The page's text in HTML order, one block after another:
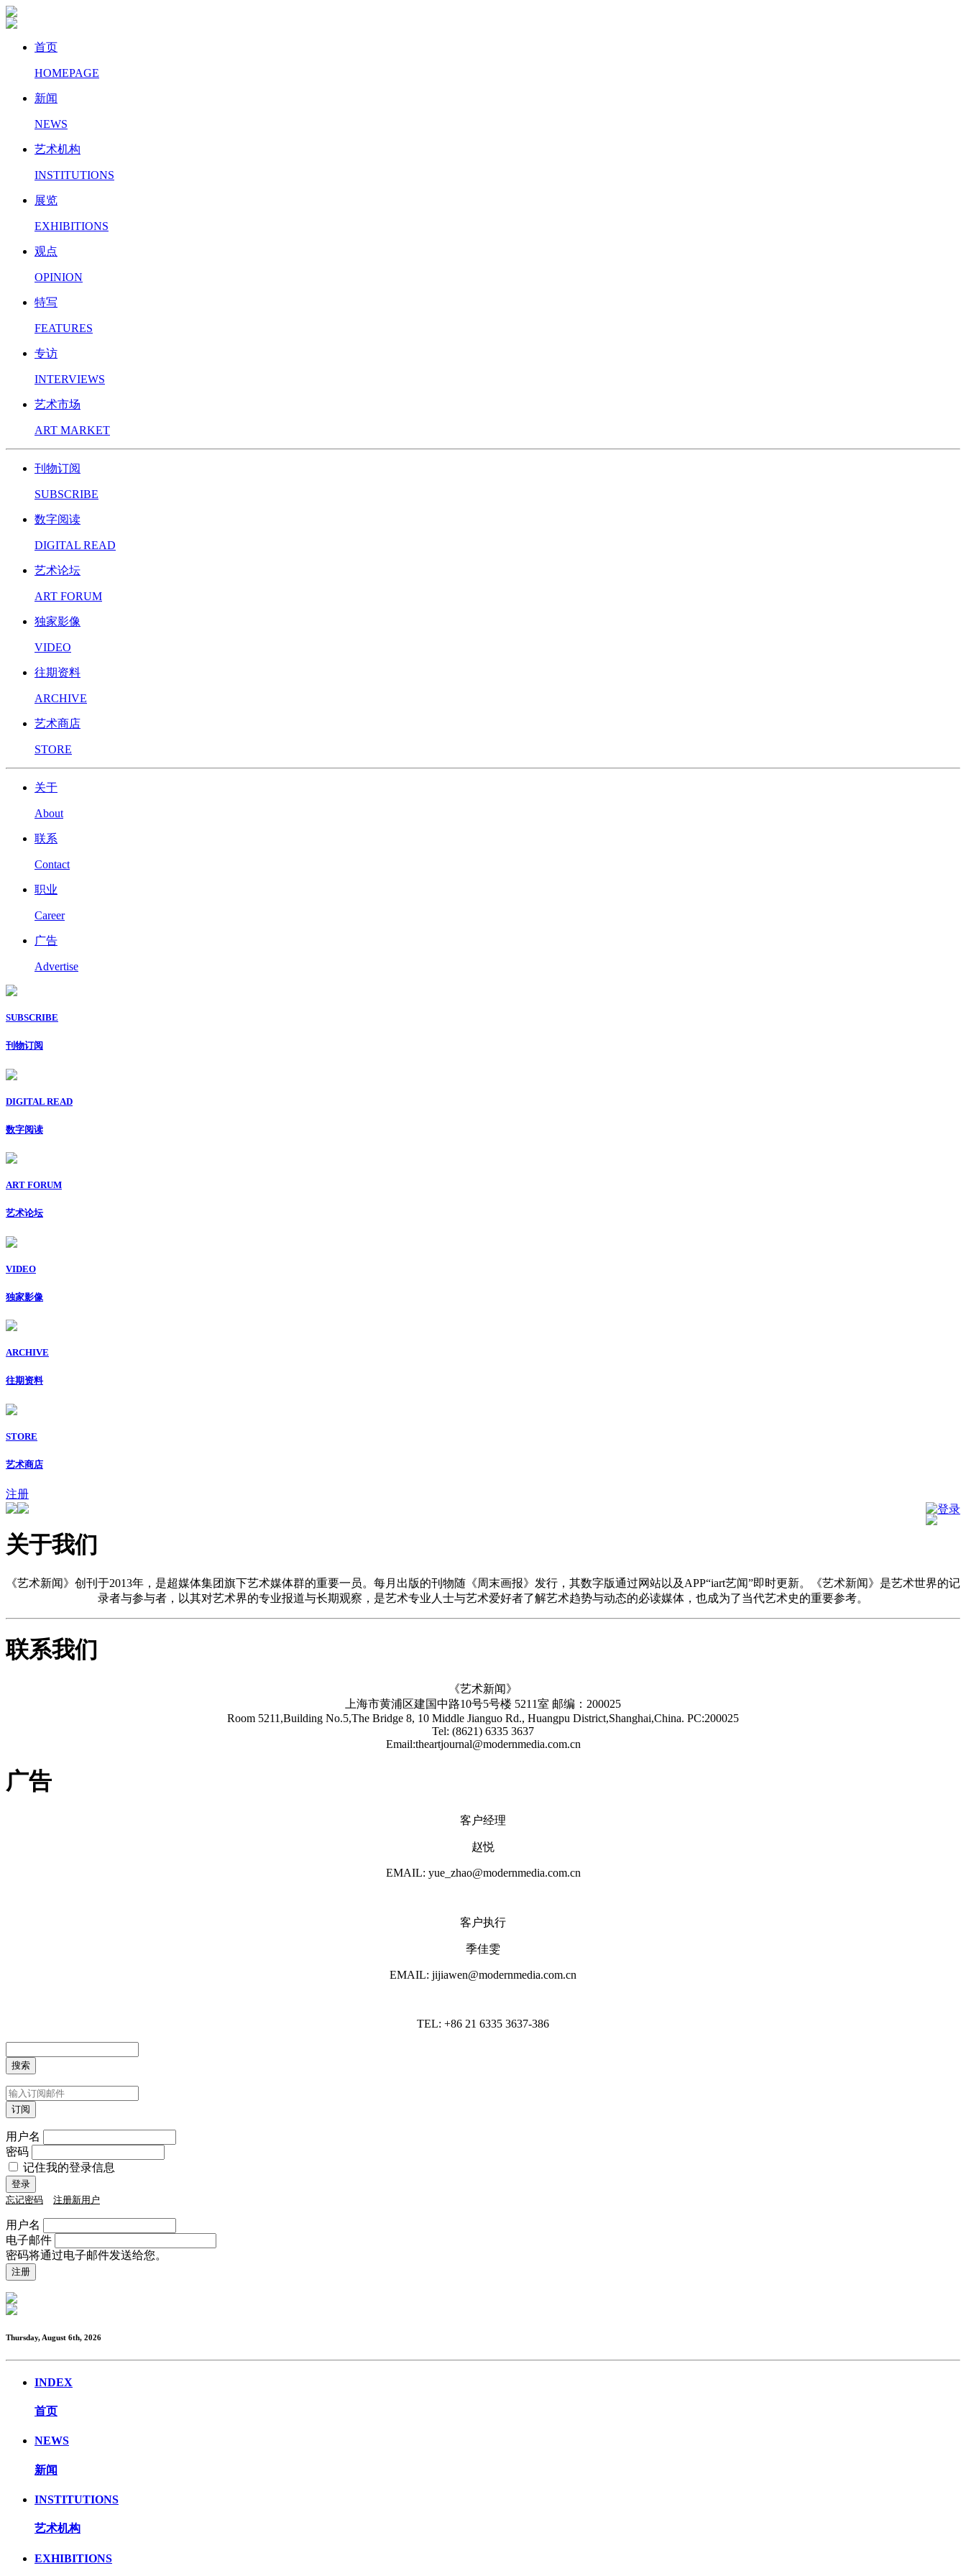
首页
HOMEPAGE
新闻
NEWS
艺术机构
INSTITUTIONS
展览
EXHIBITIONS
观点
OPINION
特写
FEATURES
专访
INTERVIEWS
艺术市场
ART MARKET
刊物订阅
SUBSCRIBE
数字阅读
DIGITAL READ
艺术论坛
ART FORUM
独家影像
VIDEO
往期资料
ARCHIVE
艺术商店
STORE
关于
About
联系
Contact
职业
Career
广告
Advertise
SUBSCRIBE
刊物订阅
DIGITAL READ
数字阅读
ART FORUM
艺术论坛
VIDEO
独家影像
ARCHIVE
往期资料
STORE
艺术商店
注册
登录
关于我们
《艺术新闻》创刊于2013年，是超媒体集团旗下艺术媒体群的重要一员。每月出版的刊物随《周末画报》发行，其数字版通过网站以及APP“iart艺闻”即时更新。《艺术新闻》是艺术世界的记
录者与参与者，以其对艺术界的专业报道与长期观察，是艺术专业人士与艺术爱好者了解艺术趋势与动态的必读媒体，也成为了当代艺术史的重要参考。
联系我们
《艺术新闻》
上海市黄浦区建国中路10号5号楼 5211室 邮编：200025
Room 5211,Building No.5,The Bridge 8, 10 Middle Jianguo Rd., Huangpu District,Shanghai,China. PC:200025
Tel: (8621) 6335 3637
Email:theartjournal@modernmedia.com.cn
广告
客户经理
赵悦
EMAIL: yue_zhao@modernmedia.com.cn
客户执行
季佳雯
EMAIL: jijiawen@modernmedia.com.cn
TEL: +86 21 6335 3637-386
用户名
密码
记住我的登录信息
忘记密码 注册新用户
用户名
电子邮件
密码将通过电子邮件发送给您。
Thursday, August 6th, 2026
INDEX
首页
NEWS
新闻
INSTITUTIONS
艺术机构
EXHIBITIONS